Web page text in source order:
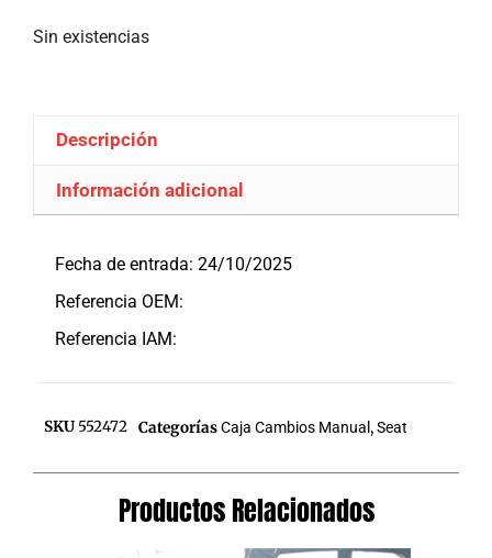
Sin existencias
Descripción
Información adicional
Fecha de entrada: 24/10/2025
Referencia OEM:
Referencia IAM:
SKU 552472 CategoríasCaja Cambios Manual ,Seat
Productos Relacionados